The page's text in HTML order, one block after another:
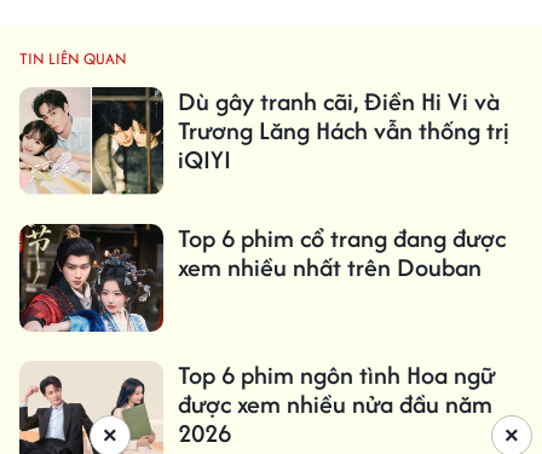
TIN LIÊN QUAN
Dù gây tranh cãi, Điền Hi Vi và
Trương Lăng Hách vẫn thống trị
iQIYI
Top 6 phim cổ trang đang được
xem nhiều nhất trên Douban
Top 6 phim ngôn tình Hoa ngữ
được xem nhiều nửa đầu năm
2026
×
×